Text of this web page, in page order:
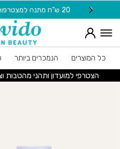
Skip to Content
20 ש"ח מתנה למצטרפות חדשות לניוזלטר
כל המוצרים הנמכרים ביותר
הצטרפי למועדון ותהני מהטבות
בחזרה למעלה